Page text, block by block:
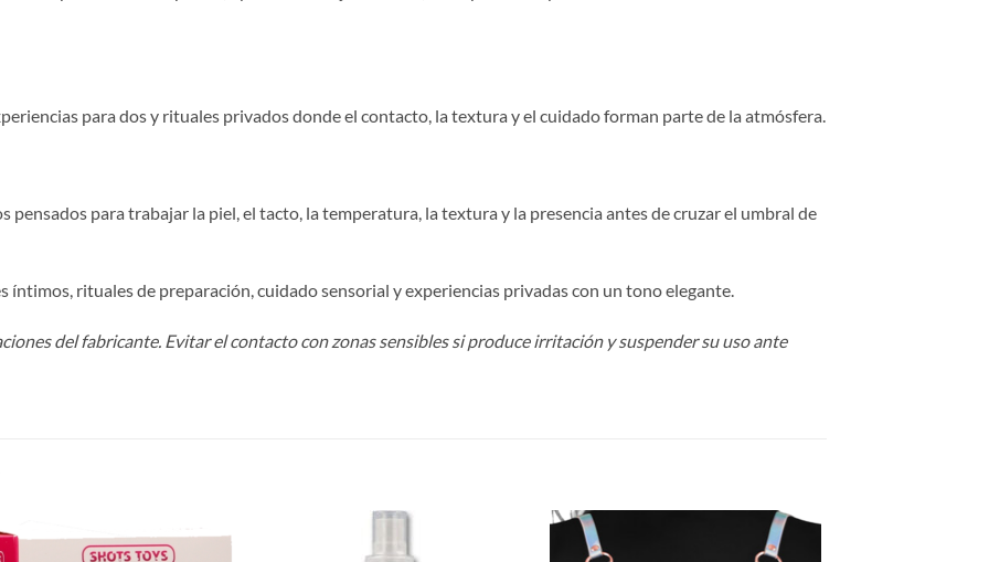
para dos y rituales privados donde el contacto, la textura y el cuidado forman parte de la atmósfera.
pensados para trabajar la piel, el tacto, la temperatura, la textura y la presencia antes de cruzar el umbral de
íntimos, rituales de preparación, cuidado sensorial y experiencias privadas con un tono elegante.
del fabricante. Evitar el contacto con zonas sensibles si produce irritación y suspender su uso ante